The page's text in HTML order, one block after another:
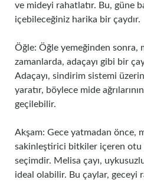
ve mideyi rahatlatır. Bu, güne
içebileceğiniz harika bir çaydır.
Öğle: Öğle yemeğinden sonra,
zamanlarda, adaçayı gibi bir
Adaçayı, sindirim sistemi
yaratır, böylece mide
geçilebilir.
Akşam: Gece yatmadan önce,
sakinleştirici bitkiler içeren otu
seçimdir. Melisa çayı,
ideal olabilir. Bu çaylar, geceyi